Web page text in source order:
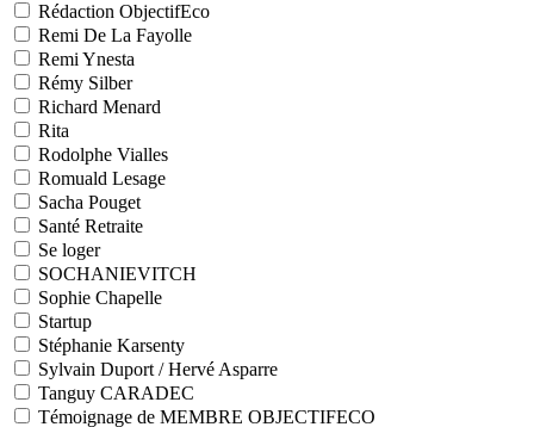
Rédaction ObjectifEco
Remi De La Fayolle
Remi Ynesta
Rémy Silber
Richard Menard
Rita
Rodolphe Vialles
Romuald Lesage
Sacha Pouget
Santé Retraite
Se loger
SOCHANIEVITCH
Sophie Chapelle
Startup
Stéphanie Karsenty
Sylvain Duport / Hervé Asparre
Tanguy CARADEC
Témoignage de MEMBRE OBJECTIFECO